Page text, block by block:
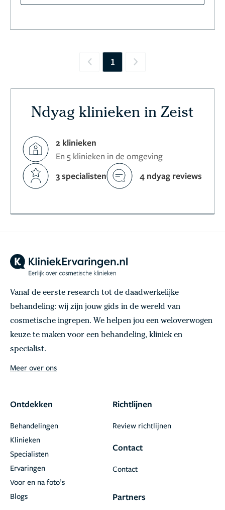
Previous
1 Next
Ndyag klinieken in Zeist
2 klinieken
En 5 klinieken in de omgeving
3 specialisten
4 ndyag reviews
Vanaf de eerste research tot de daadwerkelijke
behandeling: wij zijn jouw gids in de wereld van
cosmetische ingrepen. We helpen jou een weloverwogen
keuze te maken voor een behandeling, kliniek en
specialist.
Meer over ons
Ontdekken
Behandelingen
Klinieken
Specialisten
Ervaringen
Voor en na foto’s
Blogs
Richtlijnen
Review richtlijnen
Contact
Contact
Partners